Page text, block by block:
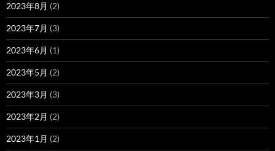
2023年8月 (2)
2023年7月 (3)
2023年6月 (1)
2023年5月 (2)
2023年3月 (3)
2023年2月 (2)
2023年1月 (2)